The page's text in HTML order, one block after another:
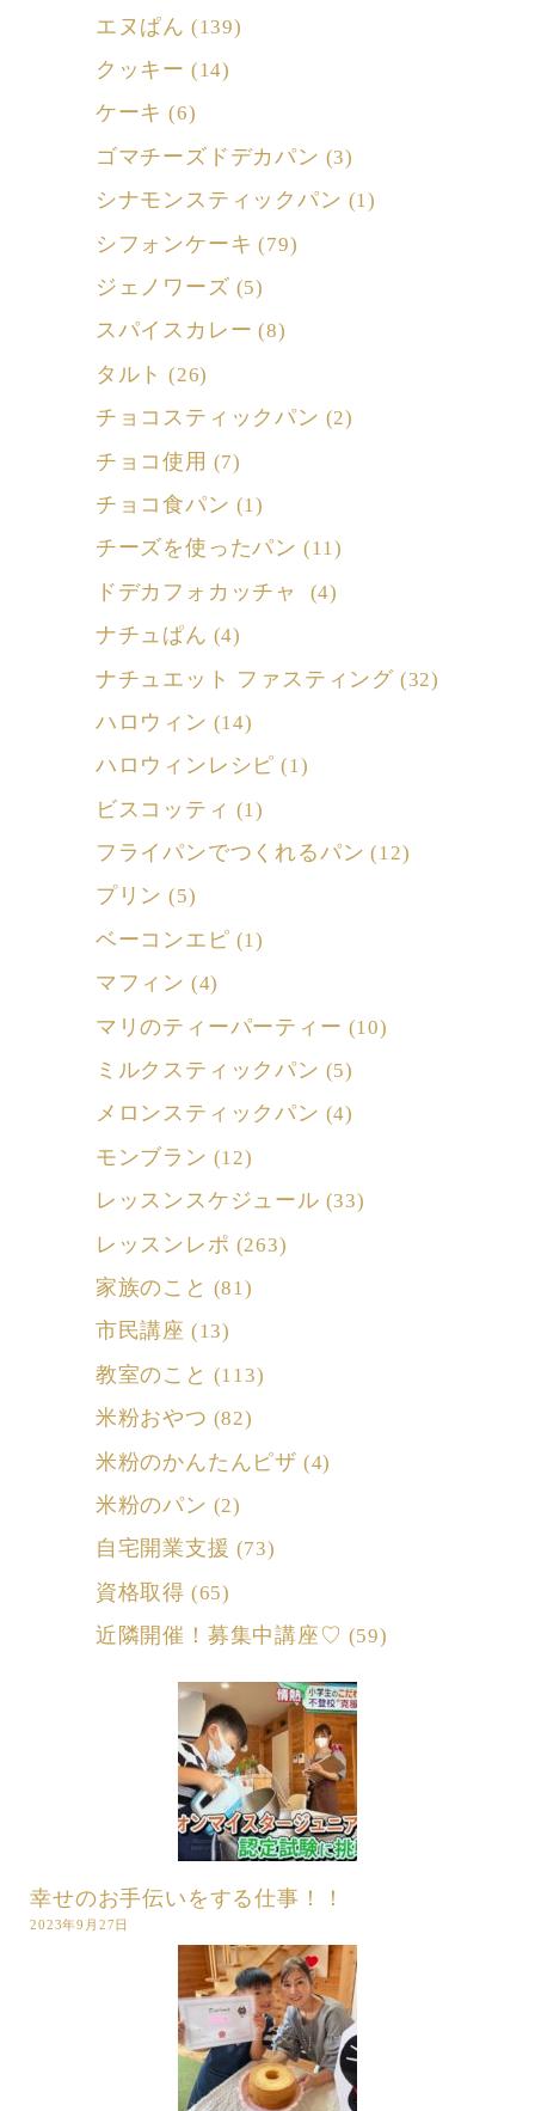
エヌぱん (139)
クッキー (14)
ケーキ (6)
ゴマチーズドデカパン (3)
シナモンスティックパン (1)
シフォンケーキ (79)
ジェノワーズ (5)
スパイスカレー (8)
タルト (26)
チョコスティックパン (2)
チョコ使用 (7)
チョコ食パン (1)
チーズを使ったパン (11)
ドデカフォカッチャ (4)
ナチュぱん (4)
ナチュエット ファスティング (32)
ハロウィン (14)
ハロウィンレシピ (1)
ビスコッティ (1)
フライパンでつくれるパン (12)
プリン (5)
ベーコンエピ (1)
マフィン (4)
マリのティーパーティー (10)
ミルクスティックパン (5)
メロンスティックパン (4)
モンブラン (12)
レッスンスケジュール (33)
レッスンレポ (263)
家族のこと (81)
市民講座 (13)
教室のこと (113)
米粉おやつ (82)
米粉のかんたんピザ (4)
米粉のパン (2)
自宅開業支援 (73)
資格取得 (65)
近隣開催！募集中講座♡ (59)
幸せのお手伝いをする仕事！！
2023年9月27日